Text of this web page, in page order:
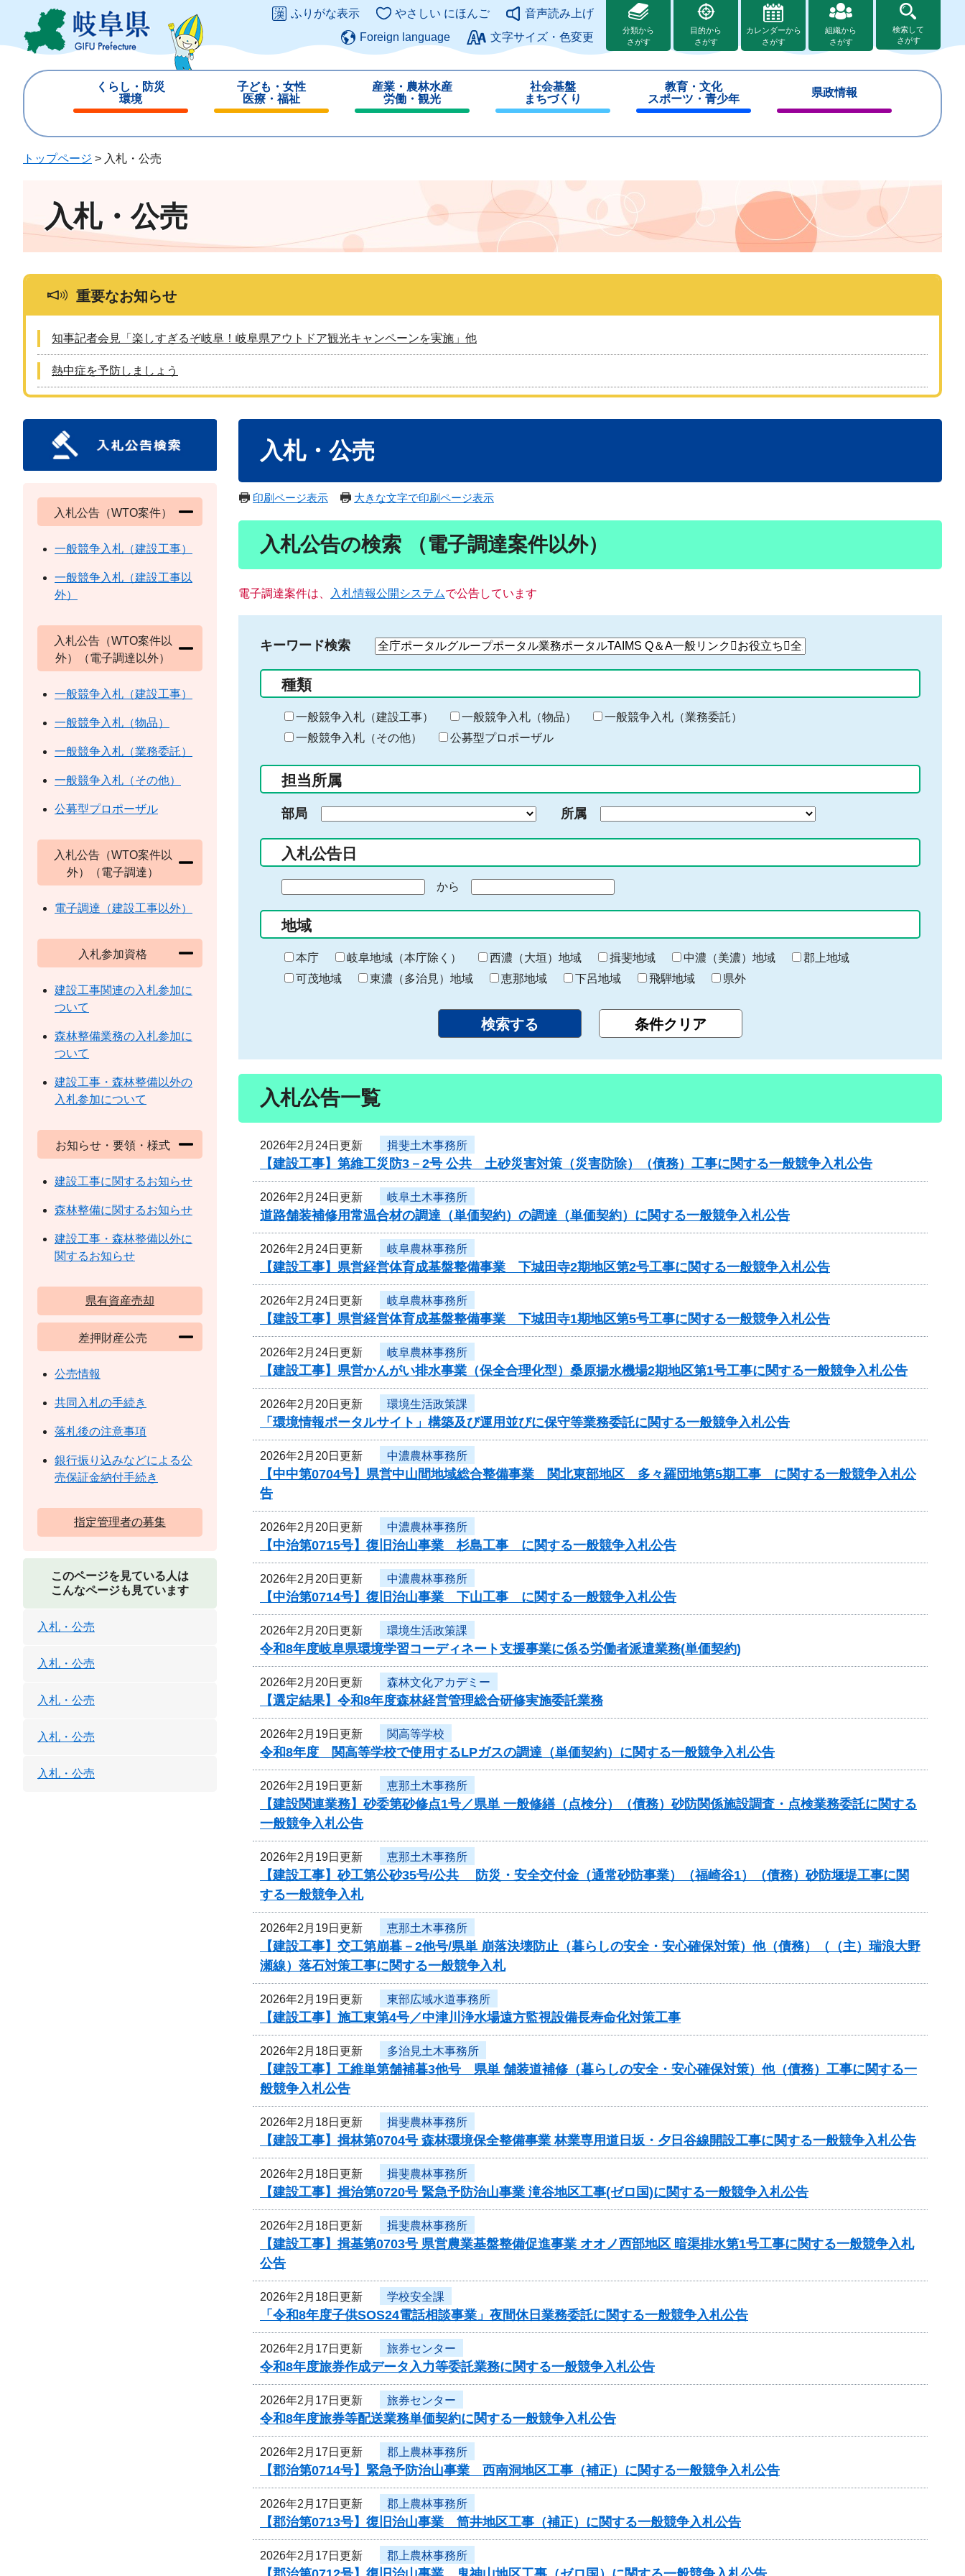
ジ
ュ
このページの本文へ
ふりがな表示 やさしい にほんご
音声読み上げ
Foreign language
文字サイズ・色変更
分類から
さがす
目的から
さがす
カレンダーから
さがす
組織から
さがす
検索して
さがす
くらし・防災
環境
じ
子ども・女性
医療・福祉
じ
産業・農林水産
労働・観光
じ
社会基盤
まちづくり
じ
教育・文化
スポーツ・青少年
じ
県政情報
じ
トップページ > 入札・公売
入札・公売
重要なお知らせ
知事記者会見「楽しすぎるぞ岐阜！岐阜県アウトドア観光キャンペーンを実施」他
熱中症を予防しましょう
入札・公売
印刷ページ表示 大きな文字で印刷ページ表示
入札公告の検索 （電子調達案件以外）
電子調達案件は、 入札情報公開システムで公告しています
キーワード検索
検
る
キ
ー
ー
入
力
種類
一般競争入札（建設工事） 一般競争入札（物品）
一般競争入札（業務委託）
一般競争入札（その他）
公募型プロポーザル
担当所属
部局 所属
入札公告日
の
始
ま
り
から
終
わ
り
地域
本庁 岐阜地域（本庁除く） 西濃（大垣）地域 揖斐地域 中濃（美濃）地域
郡上地域
可茂地域
東濃（多治見）地域 恵那地域 下呂地域 飛騨地域 県外
入札公告一覧
2026年2月24日更新 揖斐土木事務所
【建設工事】第維工災防3－2号 公共 土砂災害対策（災害防除）（債務）工事に関する一般競争入札公告
2026年2月24日更新 岐阜土木事務所
道路舗装補修用常温合材の調達（単価契約）の調達（単価契約）に関する一般競争入札公告
2026年2月24日更新 岐阜農林事務所
【建設工事】県営経営体育成基盤整備事業 下城田寺2期地区第2号工事に関する一般競争入札公告
2026年2月24日更新 岐阜農林事務所
【建設工事】県営経営体育成基盤整備事業 下城田寺1期地区第5号工事に関する一般競争入札公告
2026年2月24日更新 岐阜農林事務所
【建設工事】県営かんがい排水事業（保全合理化型）桑原揚水機場2期地区第1号工事に関する一般競争入札公告
2026年2月20日更新 環境生活政策課
「環境情報ポータルサイト」構築及び運用並びに保守等業務委託に関する一般競争入札公告
2026年2月20日更新 中濃農林事務所
【中中第0704号】県営中山間地域総合整備事業 関北東部地区 多々羅団地第5期工事 に関する一般競争入札公
告
2026年2月20日更新 中濃農林事務所
【中治第0715号】復旧治山事業 杉島工事 に関する一般競争入札公告
2026年2月20日更新 中濃農林事務所
【中治第0714号】復旧治山事業 下山工事 に関する一般競争入札公告
2026年2月20日更新 環境生活政策課
令和8年度岐阜県環境学習コーディネート支援事業に係る労働者派遣業務(単価契約)
2026年2月20日更新 森林文化アカデミー
【選定結果】令和8年度森林経営管理総合研修実施委託業務
2026年2月19日更新 関高等学校
令和8年度 関高等学校で使用するLPガスの調達（単価契約）に関する一般競争入札公告
2026年2月19日更新 恵那土木事務所
【建設関連業務】砂委第砂修点1号／県単 一般修繕（点検分）（債務）砂防関係施設調査・点検業務委託に関する
一般競争入札公告
2026年2月19日更新 恵那土木事務所
【建設工事】砂工第公砂35号/公共 防災・安全交付金（通常砂防事業）（福崎谷1）（債務）砂防堰堤工事に関
する一般競争入札
2026年2月19日更新 恵那土木事務所
【建設工事】交工第崩暮－2他号/県単 崩落決壊防止（暮らしの安全・安心確保対策）他（債務）（（主）瑞浪大野
瀬線）落石対策工事に関する一般競争入札
2026年2月19日更新 東部広域水道事務所
【建設工事】施工東第4号／中津川浄水場遠方監視設備長寿命化対策工事
2026年2月18日更新 多治見土木事務所
【建設工事】工維単第舗補暮3他号 県単 舗装道補修（暮らしの安全・安心確保対策）他（債務）工事に関する一
般競争入札公告
2026年2月18日更新 揖斐農林事務所
【建設工事】揖林第0704号 森林環境保全整備事業 林業専用道日坂・夕日谷線開設工事に関する一般競争入札公告
2026年2月18日更新 揖斐農林事務所
【建設工事】揖治第0720号 緊急予防治山事業 滝谷地区工事(ゼロ国)に関する一般競争入札公告
2026年2月18日更新 揖斐農林事務所
【建設工事】揖基第0703号 県営農業基盤整備促進事業 オオノ西部地区 暗渠排水第1号工事に関する一般競争入札
公告
2026年2月18日更新 学校安全課
「令和8年度子供SOS24電話相談事業」夜間休日業務委託に関する一般競争入札公告
2026年2月17日更新 旅券センター
令和8年度旅券作成データ入力等委託業務に関する一般競争入札公告
2026年2月17日更新 旅券センター
令和8年度旅券等配送業務単価契約に関する一般競争入札公告
2026年2月17日更新 郡上農林事務所
【郡治第0714号】緊急予防治山事業 西南洞地区工事（補正）に関する一般競争入札公告
2026年2月17日更新 郡上農林事務所
【郡治第0713号】復旧治山事業 筒井地区工事（補正）に関する一般競争入札公告
2026年2月17日更新 郡上農林事務所
入札公告（WTO案件）
一般競争入札（建設工事）
一般競争入札（建設工事以
外）
入札公告（WTO案件以
外）（電子調達以外）
一般競争入札（建設工事）
一般競争入札（物品）
一般競争入札（業務委託）
一般競争入札（その他）
公募型プロポーザル
入札公告（WTO案件以
外）（電子調達）
電子調達（建設工事以外）
入札参加資格
建設工事関連の入札参加に
ついて
森林整備業務の入札参加に
ついて
建設工事・森林整備以外の
入札参加について
お知らせ・要領・様式
建設工事に関するお知らせ
森林整備に関するお知らせ
建設工事・森林整備以外に
関するお知らせ
県有資産売却
差押財産公売
公売情報
共同入札の手続き
落札後の注意事項
銀行振り込みなどによる公
売保証金納付手続き
指定管理者の募集
このページを見ている人は
こんなページも見ています
入札・公売
入札・公売
入札・公売
入札・公売
入札・公売